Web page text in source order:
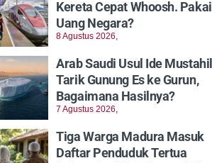
Kereta Cepat Whoosh. Pakai
Uang Negara?
8 Agustus 2026,
Arab Saudi Usul Ide Mustahil
Tarik Gunung Es ke Gurun,
Bagaimana Hasilnya?
7 Agustus 2026,
Tiga Warga Madura Masuk
Daftar Penduduk Tertua